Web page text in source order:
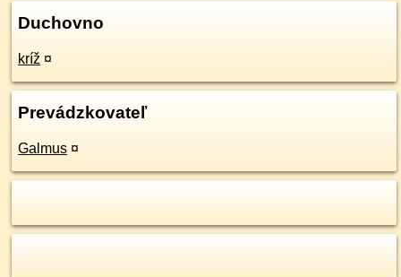
Duchovno
kríž ¤
Prevádzkovateľ
Galmus ¤